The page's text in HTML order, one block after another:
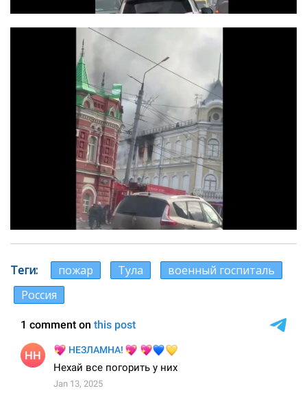
Теги пожар Тула
военный госпиталь
Россия